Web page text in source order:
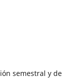
semestral y de